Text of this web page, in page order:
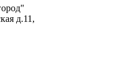
д.11,